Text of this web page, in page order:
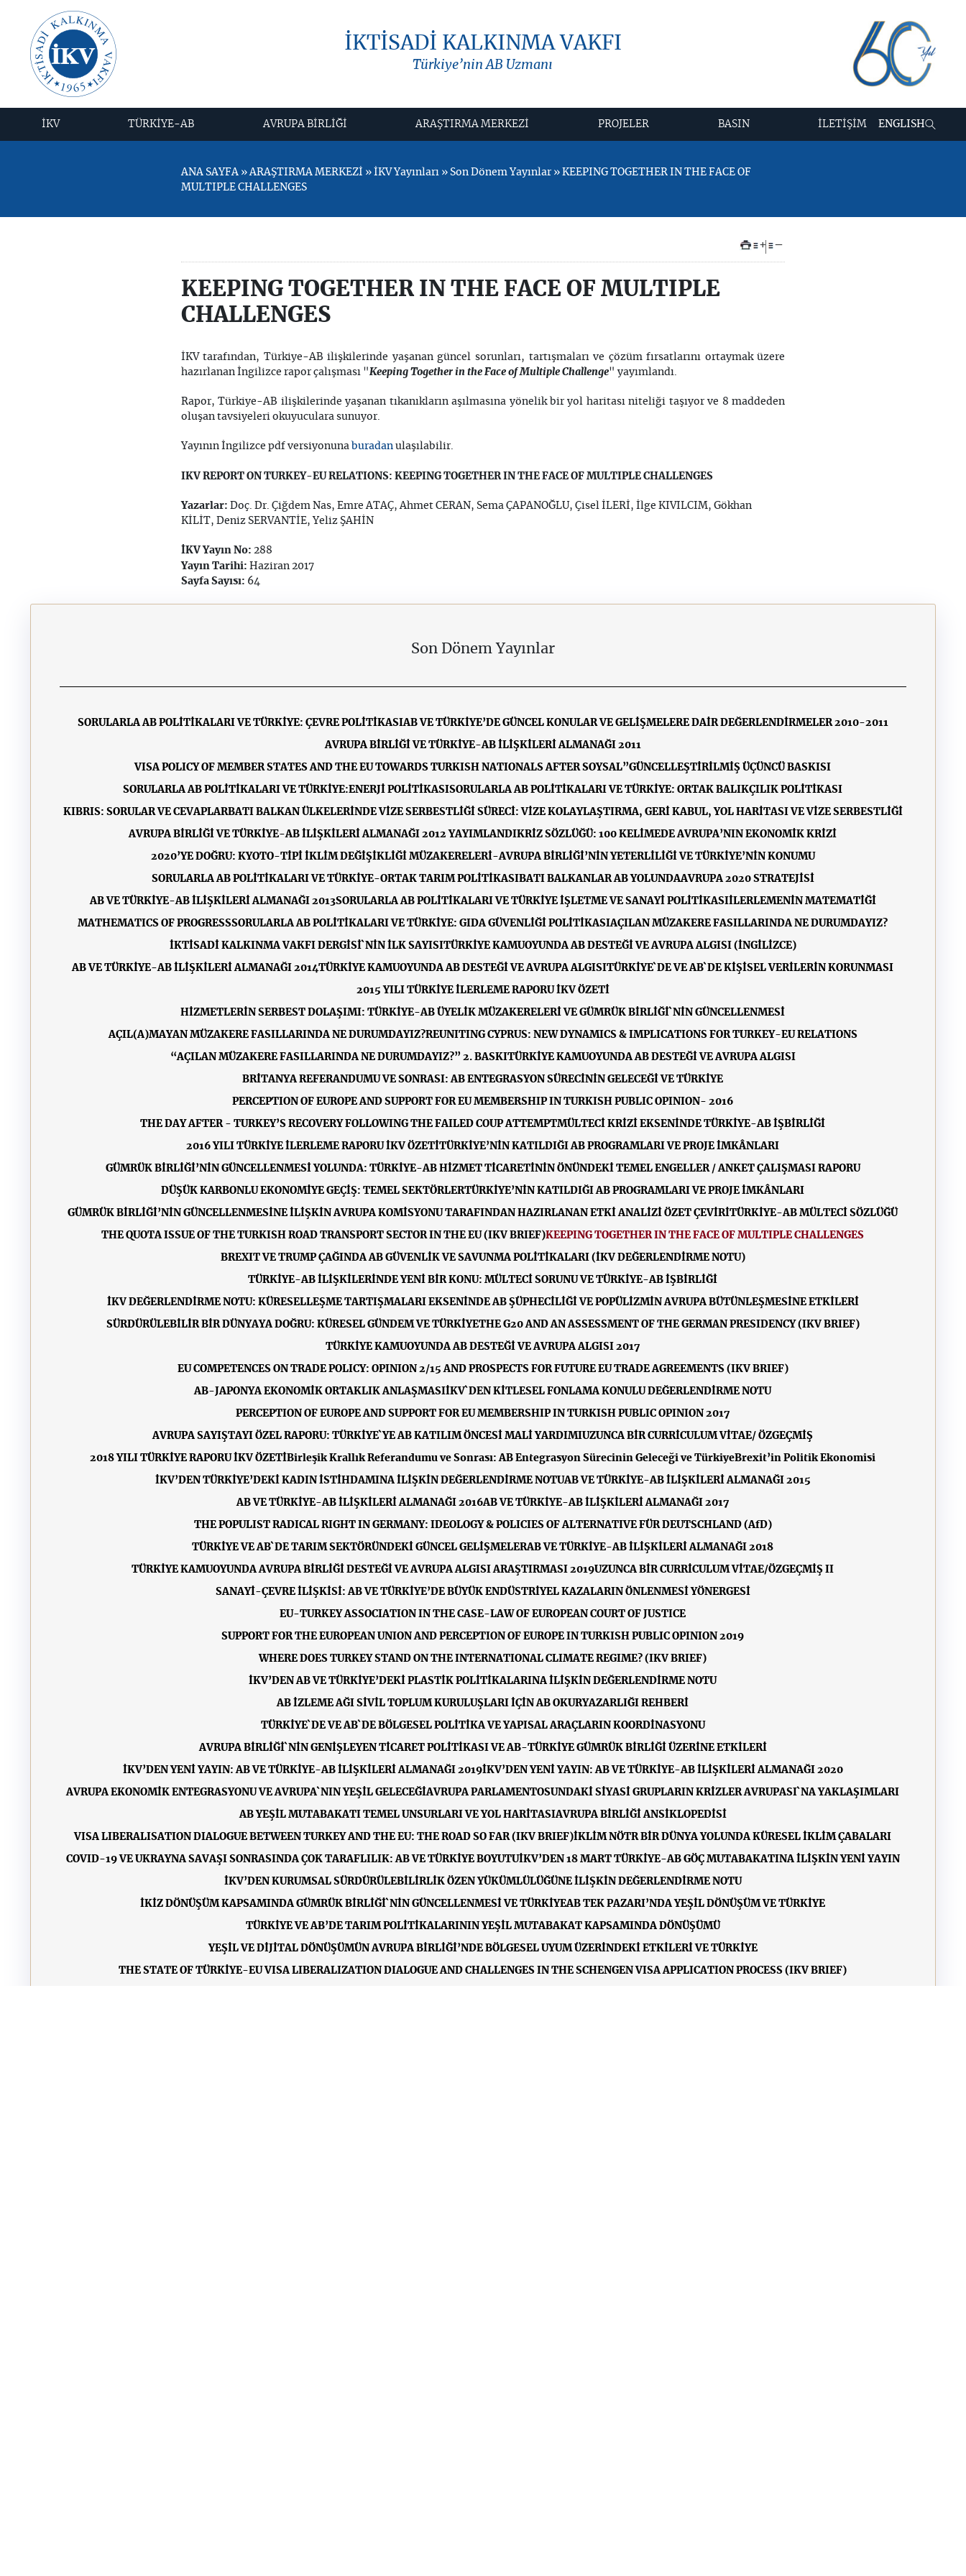
İKTİSADİ KALKINMA VAKFI
Türkiye’nin AB Uzmanı
İKV TÜRKİYE-AB AVRUPA BİRLİĞİ ARAŞTIRMA MERKEZİ PROJELER BASIN İLETİŞİM ENGLISH
ANA SAYFA » ARAŞTIRMA MERKEZİ » İKV Yayınları » Son Dönem Yayınlar » KEEPING TOGETHER IN THE FACE OF
MULTIPLE CHALLENGES
+ –
KEEPING TOGETHER IN THE FACE OF MULTIPLE
CHALLENGES
İKV tarafından, Türkiye-AB ilişkilerinde yaşanan güncel sorunları, tartışmaları ve çözüm fırsatlarını ortaymak üzere
hazırlanan İngilizce rapor çalışması "Keeping Together in the Face of Multiple Challenge" yayımlandı.
Rapor, Türkiye-AB ilişkilerinde yaşanan tıkanıkların aşılmasına yönelik bir yol haritası niteliği taşıyor ve 8 maddeden
oluşan tavsiyeleri okuyuculara sunuyor.
Yayının İngilizce pdf versiyonuna buradanulaşılabilir.
IKV REPORT ON TURKEY-EU RELATIONS: KEEPING TOGETHER IN THE FACE OF MULTIPLE CHALLENGES
Yazarlar: Doç. Dr. Çiğdem Nas, Emre ATAÇ, Ahmet CERAN, Sema ÇAPANOĞLU, Çisel İLERİ, İlge KIVILCIM, Gökhan
KİLİT, Deniz SERVANTİE, Yeliz ŞAHİN
İKV Yayın No: 288
Yayın Tarihi: Haziran 2017
Sayfa Sayısı: 64
Son Dönem Yayınlar
SORULARLA AB POLİTİKALARI VE TÜRKİYE: ÇEVRE POLİTİKASIAB VE TÜRKİYE’DE GÜNCEL KONULAR VE GELİŞMELERE DAİR DEĞERLENDİRMELER 2010-2011
AVRUPA BİRLİĞİ VE TÜRKİYE-AB İLİŞKİLERİ ALMANAĞI 2011
VISA POLICY OF MEMBER STATES AND THE EU TOWARDS TURKISH NATIONALS AFTER SOYSAL”GÜNCELLEŞTİRİLMİŞ ÜÇÜNCÜ BASKISI
SORULARLA AB POLİTİKALARI VE TÜRKİYE:ENERJİ POLİTİKASISORULARLA AB POLİTİKALARI VE TÜRKİYE: ORTAK BALIKÇILIK POLİTİKASI
KIBRIS: SORULAR VE CEVAPLARBATI BALKAN ÜLKELERİNDE VİZE SERBESTLİĞİ SÜRECİ: VİZE KOLAYLAŞTIRMA, GERİ KABUL, YOL HARİTASI VE VİZE SERBESTLİĞİ
AVRUPA BİRLİĞİ VE TÜRKİYE-AB İLİŞKİLERİ ALMANAĞI 2012 YAYIMLANDIKRİZ SÖZLÜĞÜ: 100 KELİMEDE AVRUPA’NIN EKONOMİK KRİZİ
2020’YE DOĞRU: KYOTO-TİPİ İKLİM DEĞİŞİKLİĞİ MÜZAKERELERİ-AVRUPA BİRLİĞİ’NİN YETERLİLİĞİ VE TÜRKİYE’NİN KONUMU
SORULARLA AB POLİTİKALARI VE TÜRKİYE-ORTAK TARIM POLİTİKASIBATI BALKANLAR AB YOLUNDAAVRUPA 2020 STRATEJİSİ
AB VE TÜRKİYE-AB İLİŞKİLERİ ALMANAĞI 2013SORULARLA AB POLİTİKALARI VE TÜRKİYE İŞLETME VE SANAYİ POLİTİKASIİLERLEMENİN MATEMATİĞİ
MATHEMATICS OF PROGRESSSORULARLA AB POLİTİKALARI VE TÜRKİYE: GIDA GÜVENLİĞİ POLİTİKASIAÇILAN MÜZAKERE FASILLARINDA NE DURUMDAYIZ?
İKTİSADİ KALKINMA VAKFI DERGİSİ`NİN İLK SAYISITÜRKİYE KAMUOYUNDA AB DESTEĞİ VE AVRUPA ALGISI (İNGİLİZCE)
AB VE TÜRKİYE-AB İLİŞKİLERİ ALMANAĞI 2014TÜRKİYE KAMUOYUNDA AB DESTEĞİ VE AVRUPA ALGISITÜRKİYE`DE VE AB`DE KİŞİSEL VERİLERİN KORUNMASI
2015 YILI TÜRKİYE İLERLEME RAPORU İKV ÖZETİ
HİZMETLERİN SERBEST DOLAŞIMI: TÜRKİYE-AB ÜYELİK MÜZAKERELERİ VE GÜMRÜK BİRLİĞİ`NİN GÜNCELLENMESİ
AÇIL(A)MAYAN MÜZAKERE FASILLARINDA NE DURUMDAYIZ?REUNITING CYPRUS: NEW DYNAMICS & IMPLICATIONS FOR TURKEY-EU RELATIONS
“AÇILAN MÜZAKERE FASILLARINDA NE DURUMDAYIZ?” 2. BASKITÜRKİYE KAMUOYUNDA AB DESTEĞİ VE AVRUPA ALGISI
BRİTANYA REFERANDUMU VE SONRASI: AB ENTEGRASYON SÜRECİNİN GELECEĞİ VE TÜRKİYE
PERCEPTION OF EUROPE AND SUPPORT FOR EU MEMBERSHIP IN TURKISH PUBLIC OPINION- 2016
THE DAY AFTER - TURKEY’S RECOVERY FOLLOWING THE FAILED COUP ATTEMPTMÜLTECİ KRİZİ EKSENİNDE TÜRKİYE-AB İŞBİRLİĞİ
2016 YILI TÜRKİYE İLERLEME RAPORU İKV ÖZETİTÜRKİYE’NİN KATILDIĞI AB PROGRAMLARI VE PROJE İMKÂNLARI
GÜMRÜK BİRLİĞİ’NİN GÜNCELLENMESİ YOLUNDA: TÜRKİYE-AB HİZMET TİCARETİNİN ÖNÜNDEKİ TEMEL ENGELLER / ANKET ÇALIŞMASI RAPORU
DÜŞÜK KARBONLU EKONOMİYE GEÇİŞ: TEMEL SEKTÖRLERTÜRKİYE’NİN KATILDIĞI AB PROGRAMLARI VE PROJE İMKÂNLARI
GÜMRÜK BİRLİĞİ’NİN GÜNCELLENMESİNE İLİŞKİN AVRUPA KOMİSYONU TARAFINDAN HAZIRLANAN ETKİ ANALİZİ ÖZET ÇEVİRİTÜRKİYE-AB MÜLTECİ SÖZLÜĞÜ
THE QUOTA ISSUE OF THE TURKISH ROAD TRANSPORT SECTOR IN THE EU (IKV BRIEF)KEEPING TOGETHER IN THE FACE OF MULTIPLE CHALLENGES
BREXIT VE TRUMP ÇAĞINDA AB GÜVENLİK VE SAVUNMA POLİTİKALARI (İKV DEĞERLENDİRME NOTU)
TÜRKİYE-AB İLİŞKİLERİNDE YENİ BİR KONU: MÜLTECİ SORUNU VE TÜRKİYE-AB İŞBİRLİĞİ
İKV DEĞERLENDİRME NOTU: KÜRESELLEŞME TARTIŞMALARI EKSENİNDE AB ŞÜPHECİLİĞİ VE POPÜLİZMİN AVRUPA BÜTÜNLEŞMESİNE ETKİLERİ
SÜRDÜRÜLEBİLİR BİR DÜNYAYA DOĞRU: KÜRESEL GÜNDEM VE TÜRKİYETHE G20 AND AN ASSESSMENT OF THE GERMAN PRESIDENCY (IKV BRIEF)
TÜRKİYE KAMUOYUNDA AB DESTEĞİ VE AVRUPA ALGISI 2017
EU COMPETENCES ON TRADE POLICY: OPINION 2/15 AND PROSPECTS FOR FUTURE EU TRADE AGREEMENTS (IKV BRIEF)
AB-JAPONYA EKONOMİK ORTAKLIK ANLAŞMASIİKV`DEN KİTLESEL FONLAMA KONULU DEĞERLENDİRME NOTU
PERCEPTION OF EUROPE AND SUPPORT FOR EU MEMBERSHIP IN TURKISH PUBLIC OPINION 2017
AVRUPA SAYIŞTAYI ÖZEL RAPORU: TÜRKİYE`YE AB KATILIM ÖNCESİ MALİ YARDIMIUZUNCA BİR CURRİCULUM VİTAE/ ÖZGEÇMİŞ
2018 YILI TÜRKİYE RAPORU İKV ÖZETİBirleşik Krallık Referandumu ve Sonrası: AB Entegrasyon Sürecinin Geleceği ve TürkiyeBrexit’in Politik Ekonomisi
İKV’DEN TÜRKİYE’DEKİ KADIN İSTİHDAMINA İLİŞKİN DEĞERLENDİRME NOTUAB VE TÜRKİYE-AB İLİŞKİLERİ ALMANAĞI 2015
AB VE TÜRKİYE-AB İLİŞKİLERİ ALMANAĞI 2016AB VE TÜRKİYE-AB İLİŞKİLERİ ALMANAĞI 2017
THE POPULIST RADICAL RIGHT IN GERMANY: IDEOLOGY & POLICIES OF ALTERNATIVE FÜR DEUTSCHLAND (AfD)
TÜRKİYE VE AB`DE TARIM SEKTÖRÜNDEKİ GÜNCEL GELİŞMELERAB VE TÜRKİYE-AB İLİŞKİLERİ ALMANAĞI 2018
TÜRKİYE KAMUOYUNDA AVRUPA BİRLİĞİ DESTEĞİ VE AVRUPA ALGISI ARAŞTIRMASI 2019UZUNCA BİR CURRİCULUM VİTAE/ÖZGEÇMİŞ II
SANAYİ-ÇEVRE İLİŞKİSİ: AB VE TÜRKİYE’DE BÜYÜK ENDÜSTRİYEL KAZALARIN ÖNLENMESİ YÖNERGESİ
EU-TURKEY ASSOCIATION IN THE CASE-LAW OF EUROPEAN COURT OF JUSTICE
SUPPORT FOR THE EUROPEAN UNION AND PERCEPTION OF EUROPE IN TURKISH PUBLIC OPINION 2019
WHERE DOES TURKEY STAND ON THE INTERNATIONAL CLIMATE REGIME? (IKV BRIEF)
İKV’DEN AB VE TÜRKİYE’DEKİ PLASTİK POLİTİKALARINA İLİŞKİN DEĞERLENDİRME NOTU
AB İZLEME AĞI SİVİL TOPLUM KURULUŞLARI İÇİN AB OKURYAZARLIĞI REHBERİ
TÜRKİYE`DE VE AB`DE BÖLGESEL POLİTİKA VE YAPISAL ARAÇLARIN KOORDİNASYONU
AVRUPA BİRLİĞİ`NİN GENİŞLEYEN TİCARET POLİTİKASI VE AB-TÜRKİYE GÜMRÜK BİRLİĞİ ÜZERİNE ETKİLERİ
İKV’DEN YENİ YAYIN: AB VE TÜRKİYE-AB İLİŞKİLERİ ALMANAĞI 2019İKV’DEN YENİ YAYIN: AB VE TÜRKİYE-AB İLİŞKİLERİ ALMANAĞI 2020
AVRUPA EKONOMİK ENTEGRASYONU VE AVRUPA`NIN YEŞİL GELECEĞİAVRUPA PARLAMENTOSUNDAKİ SİYASİ GRUPLARIN KRİZLER AVRUPASI`NA YAKLAŞIMLARI
AB YEŞİL MUTABAKATI TEMEL UNSURLARI VE YOL HARİTASIAVRUPA BİRLİĞİ ANSİKLOPEDİSİ
VISA LIBERALISATION DIALOGUE BETWEEN TURKEY AND THE EU: THE ROAD SO FAR (IKV BRIEF)İKLİM NÖTR BİR DÜNYA YOLUNDA KÜRESEL İKLİM ÇABALARI
COVID-19 VE UKRAYNA SAVAŞI SONRASINDA ÇOK TARAFLILIK: AB VE TÜRKİYE BOYUTUİKV’DEN 18 MART TÜRKİYE-AB GÖÇ MUTABAKATINA İLİŞKİN YENİ YAYIN
İKV’DEN KURUMSAL SÜRDÜRÜLEBİLİRLİK ÖZEN YÜKÜMLÜLÜĞÜNE İLİŞKİN DEĞERLENDİRME NOTU
İKİZ DÖNÜŞÜM KAPSAMINDA GÜMRÜK BİRLİĞİ`NİN GÜNCELLENMESİ VE TÜRKİYEAB TEK PAZARI’NDA YEŞİL DÖNÜŞÜM VE TÜRKİYE
TÜRKİYE VE AB’DE TARIM POLİTİKALARININ YEŞİL MUTABAKAT KAPSAMINDA DÖNÜŞÜMÜ
YEŞİL VE DİJİTAL DÖNÜŞÜMÜN AVRUPA BİRLİĞİ’NDE BÖLGESEL UYUM ÜZERİNDEKİ ETKİLERİ VE TÜRKİYE
THE STATE OF TÜRKİYE-EU VISA LIBERALIZATION DIALOGUE AND CHALLENGES IN THE SCHENGEN VISA APPLICATION PROCESS (IKV BRIEF)